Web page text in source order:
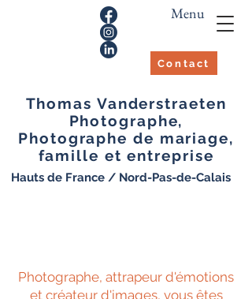
Contact
Menu
Thomas Vanderstraeten
Photographe,
Photographe de mariage,
famille et entreprise
Hauts de France / Nord-Pas-de-Calais
Photographe, attrapeur d'émotions
et créateur d'images, vous êtes